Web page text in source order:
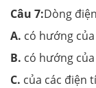
Câu 7:Dòng
A. có hướng
B. có hướng
C. của các điện